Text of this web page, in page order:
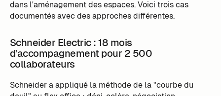
dans l'aménagement des espaces. Voici trois cas
documentés avec des approches différentes.
Schneider Electric : 18 mois
d'accompagnement pour 2 500
collaborateurs
Schneider a appliqué la méthode de la "courbe du